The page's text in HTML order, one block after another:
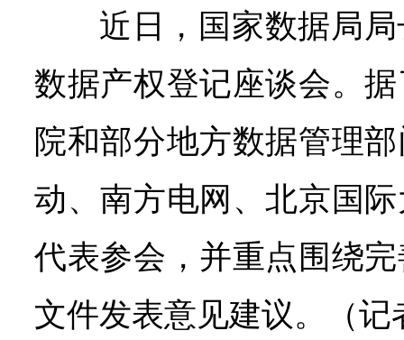
近日，国家数据局
数据产权登记座谈会。
院和部分地方数据管理
动、南方电网、北京国
代表参会，并重点围绕
文件发表意见建议。（记